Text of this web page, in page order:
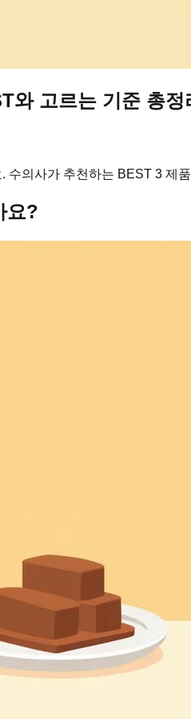
와 고르는 기준 총정
의사가 추천하는 BEST 3 제
요?